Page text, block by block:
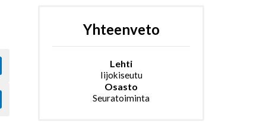
Yhteenveto
Lehti
Iijokiseutu
Osasto
Seuratoiminta